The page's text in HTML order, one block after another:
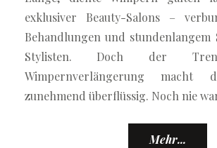
exklusiver Beauty-Salons –
Behandlungen und stundenlangem
Stylisten. Doch der
Wimpernverlängerung macht
zunehmend überflüssig. Noch nie
Mehr...